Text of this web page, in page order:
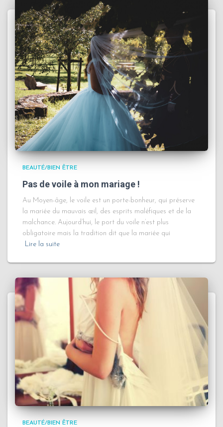
BEAUTÉ/BIEN ÊTRE
Pas de voile à mon mariage !
Au Moyen-âge, le voile est un porte-bonheur, qui préserve
la mariée du mauvais œil, des esprits maléfiques et de la
malchance. Aujourd’hui, le port du voile n’est plus
obligatoire mais la tradition dit que la mariée qui
Lire la suite
BEAUTÉ/BIEN ÊTRE